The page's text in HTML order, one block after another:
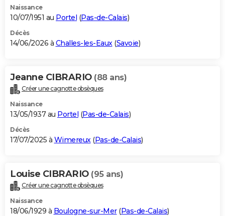
Dictionnaire
Biographies
Citations
Expressions
Proverbes
PROGRAMME TV
S'inscrire
Se connecter
Lycées
Collèges
Primaires
Universités
Entreprises
Service militaire
Avis de recherche
AVIS DE DÉCÈS
Bricolage
Lifestyle
Culture
Sport
Auto
Television
Voyage
Cinema
Naissance
10/07/1951 au Portel (Pas-de-Calais)
Décès
14/06/2026 à Challes-les-Eaux(Savoie)
Jeanne CIBRARIO (88 ans)
Créer une cagnotte obsèques
Naissance
13/05/1937 au Portel (Pas-de-Calais)
Décès
17/07/2025 à Wimereux(Pas-de-Calais)
Louise CIBRARIO (95 ans)
Créer une cagnotte obsèques
Naissance
18/06/1929 à Boulogne-sur-Mer(Pas-de-Calais)